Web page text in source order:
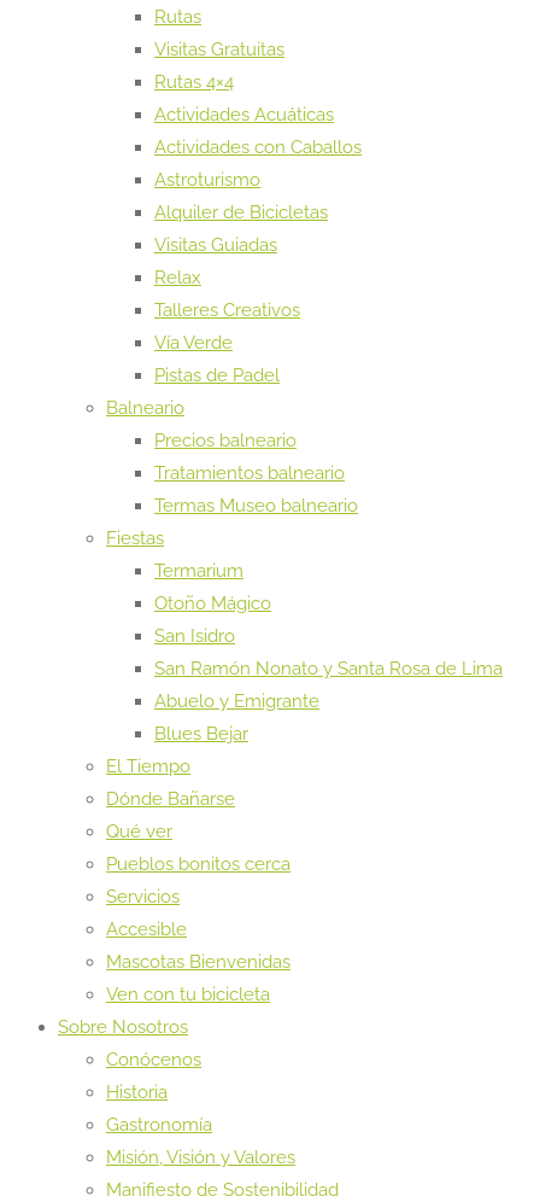
Rutas
Visitas Gratuitas
Rutas 4×4
Actividades Acuáticas
Actividades con Caballos
Astroturismo
Alquiler de Bicicletas
Visitas Guiadas
Relax
Talleres Creativos
Vía Verde
Pistas de Padel
Balneario
Precios balneario
Tratamientos balneario
Termas Museo balneario
Fiestas
Termarium
Otoño Mágico
San Isidro
San Ramón Nonato y Santa Rosa de Lima
Abuelo y Emigrante
Blues Bejar
El Tiempo
Dónde Bañarse
Qué ver
Pueblos bonitos cerca
Servicios
Accesible
Mascotas Bienvenidas
Ven con tu bicicleta
Sobre Nosotros
Conócenos
Historia
Gastronomía
Misión, Visión y Valores
Manifiesto de Sostenibilidad